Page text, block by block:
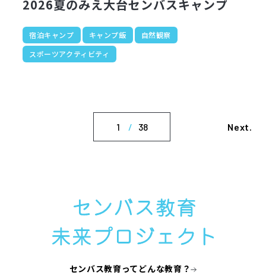
2026夏のみえ大台センバスキャンプ
宿泊キャンプ キャンプ飯
自然観察
スポーツアクティビティ
1 38 Next.
センバス教育ってどんな教育？